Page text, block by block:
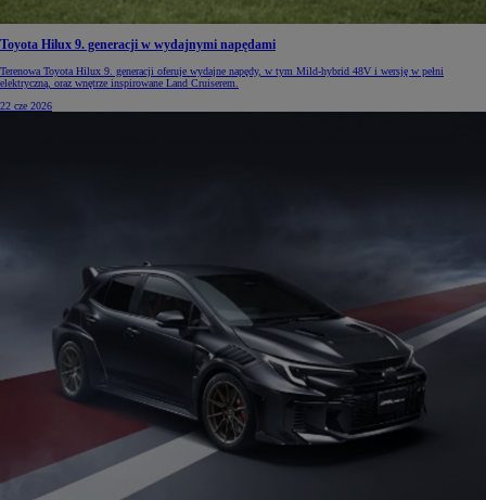
Toyota Hilux 9. generacji w wydajnymi napędami
Terenowa Toyota Hilux 9. generacji oferuje wydajne napędy, w tym Mild-hybrid 48V i wersję w pełni
elektryczną, oraz wnętrze inspirowane Land Cruiserem.
22 cze 2026